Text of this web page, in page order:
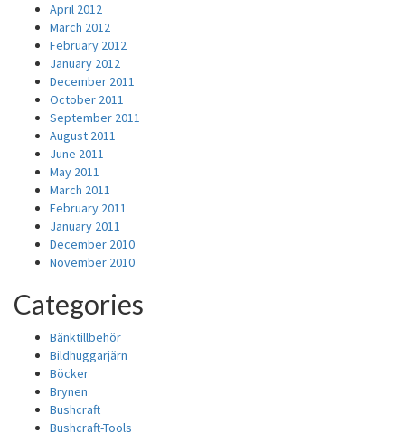
April 2012
March 2012
February 2012
January 2012
December 2011
October 2011
September 2011
August 2011
June 2011
May 2011
March 2011
February 2011
January 2011
December 2010
November 2010
Categories
Bänktillbehör
Bildhuggarjärn
Böcker
Brynen
Bushcraft
Bushcraft-Tools